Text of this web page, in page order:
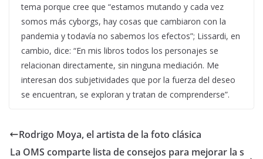
tema porque cree que “estamos mutando y cada vez
somos más cyborgs, hay cosas que cambiaron con la
pandemia y todavía no sabemos los efectos”; Lissardi, en
cambio, dice: “En mis libros todos los personajes se
relacionan directamente, sin ninguna mediación. Me
interesan dos subjetividades que por la fuerza del deseo
se encuentran, se exploran y tratan de comprenderse”.
Rodrigo Moya, el artista de la foto clásica
La OMS comparte lista de consejos para mejorar la s